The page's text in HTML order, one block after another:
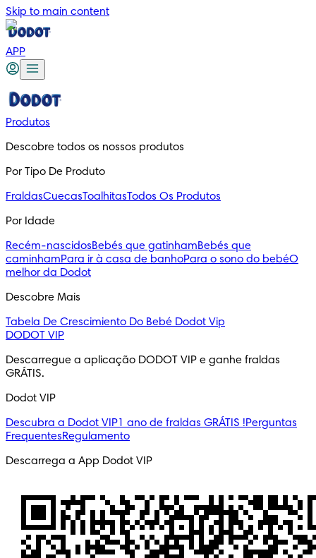
Skip to main content
APP
Produtos
Descobre todos os nossos produtos
Por Tipo De Produto
FraldasCuecasToalhitasTodos Os Produtos
Por Idade
Recém-nascidosBebés que gatinhamBebés que
caminhamPara ir à casa de banhoPara o sono do bebéO
melhor da Dodot
Descobre Mais
Tabela De Crescimiento Do Bebé Dodot Vip
DODOT VIP
Descarregue a aplicação DODOT VIP e ganhe fraldas
GRÁTIS.
Dodot VIP
Descubra a Dodot VIP1 ano de fraldas GRÁTIS !Perguntas
FrequentesRegulamento
Descarrega a App Dodot VIP